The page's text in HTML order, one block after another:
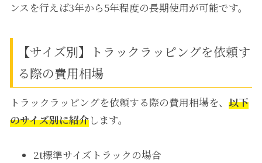
ンスを行えば3年から5年程度の長期使用が可能です。
【サイズ別】トラックラッピングを依頼す
る際の費用相場
トラックラッピングを依頼する際の費用相場を、 以下
のサイズ別に紹介します。
2t標準サイズトラックの場合